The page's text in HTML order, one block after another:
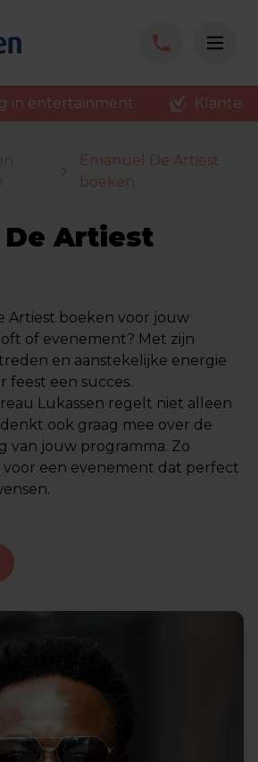
in entertainment
Emanuel De Artiest
boeken
De Artiest
Artiest boeken voor jouw
of evenement? Met zijn
en aanstekelijke energie
feest een succes.
Lukassen regelt niet alleen
ook graag mee over de
van jouw programma. Zo
voor een evenement dat perfect